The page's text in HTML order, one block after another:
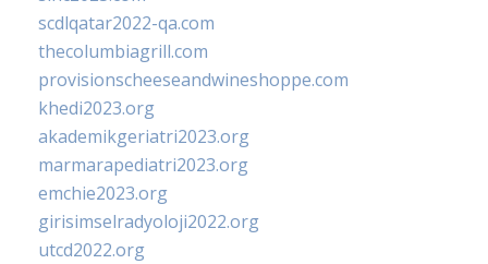
scdlqatar2022-qa.com
thecolumbiagrill.com
provisionscheeseandwineshoppe.com
khedi2023.org
akademikgeriatri2023.org
marmarapediatri2023.org
emchie2023.org
girisimselradyoloji2022.org
utcd2022.org